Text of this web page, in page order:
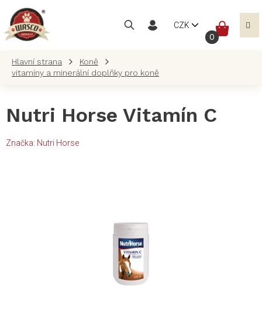
obsah
CZK
Koně
vitamíny a minerální doplňky pro koně
Nutri Horse Vitamín C
Značka: Nutri Horse